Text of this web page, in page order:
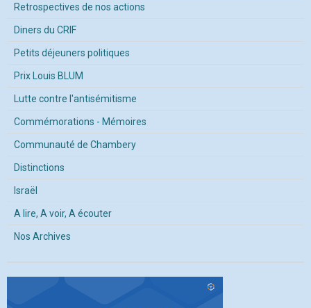
Retrospectives de nos actions
Diners du CRIF
Petits déjeuners politiques
Prix Louis BLUM
Lutte contre l'antisémitisme
Commémorations - Mémoires
Communauté de Chambery
Distinctions
Israël
A lire, A voir, A écouter
Nos Archives